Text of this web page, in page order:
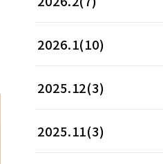
2026.1(10)
2025.12(3)
2025.11(3)